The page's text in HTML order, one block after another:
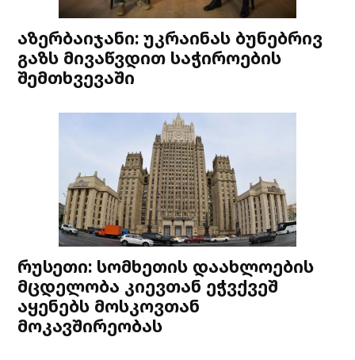
აზერბაიჯანი: უკრაინას ბუნებრივ
გაზს მივაწვდით საჭიროების
შემთხვევაში
რუსეთი: სომხეთის დაახლოების
მცდელობა კიევთან ეჭვქვეშ
აყენებს მოსკოვთან
მოკავშირეობას